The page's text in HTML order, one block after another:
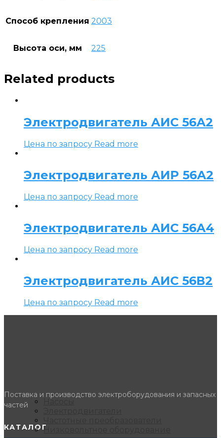
Насосы
Низковольтное оборудование
Способ крепления 2003
Высота оси, мм 225
Related products
Электродвигатель АИС 56А2
Цена по запросу Read more
Электродвигатель АИР 56А2
Цена по запросу Read more
Электродвигатель АИС 56А4
Цена по запросу Read more
Электродвигатель АИС 56В2
Цена по запросу Read more
Поставка и производство электроборудования и запасных
частей
КАТАЛОГ